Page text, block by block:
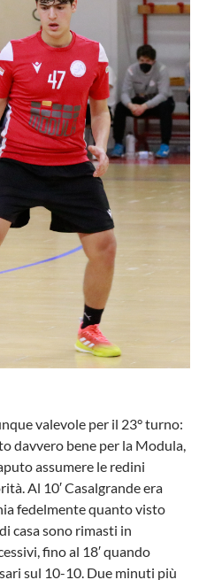
valevole per il 23° turno:
davvero bene per la Modula,
assumere le redini
Al 10′ Casalgrande era
fedelmente quanto visto
casa sono rimasti in
fino al 18′ quando
sul 10-10. Due minuti più